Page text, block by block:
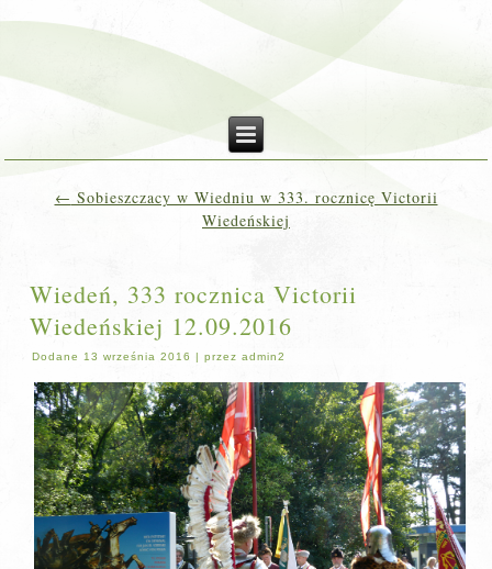
← Sobieszczacy w Wiedniu w 333. rocznicę Victorii
Wiedeńskiej
Wiedeń, 333 rocznica Victorii
Wiedeńskiej 12.09.2016
Dodane 13 września 2016 |przez admin2